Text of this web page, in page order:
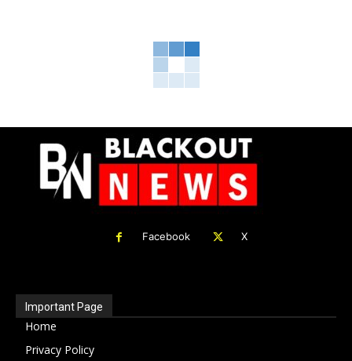
Facebook X
Important Page
Home
Privacy Policy